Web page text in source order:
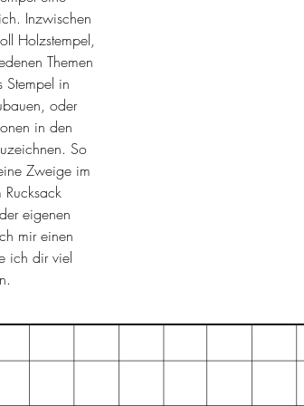
besprechen
Inzwischen
Holzstempel,
Themen
Stempel in
oder
in den
So
Zweige im
eigenen
mir einen
ich dir viel